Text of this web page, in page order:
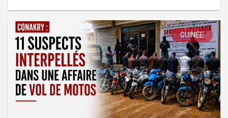
GUINÉE